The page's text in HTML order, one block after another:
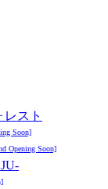
レスト
Soon]
Opening Soon]